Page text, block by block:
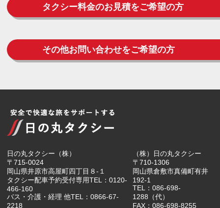
タクシー料金のお見積をご希望の方
その他お問い合わせをご希望の方
日の丸タクシー（株）
〒715-0024
岡山県井原市高屋町四丁目８-１
タクシー配車予約受付専用TEL：0120-
466-160
バス・介護・経理 他TEL：0866-67-
2218
（株）日の丸タクシー
〒710-1306
岡山県倉敷市真備町有井
192-1
TEL：086-698-
1288（代）
FAX：086-698-8255